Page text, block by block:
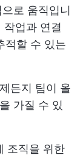
로 움직입니
업과 연결
적할 수 있는
든지 팀이 올
가질 수 있
조직을 위한